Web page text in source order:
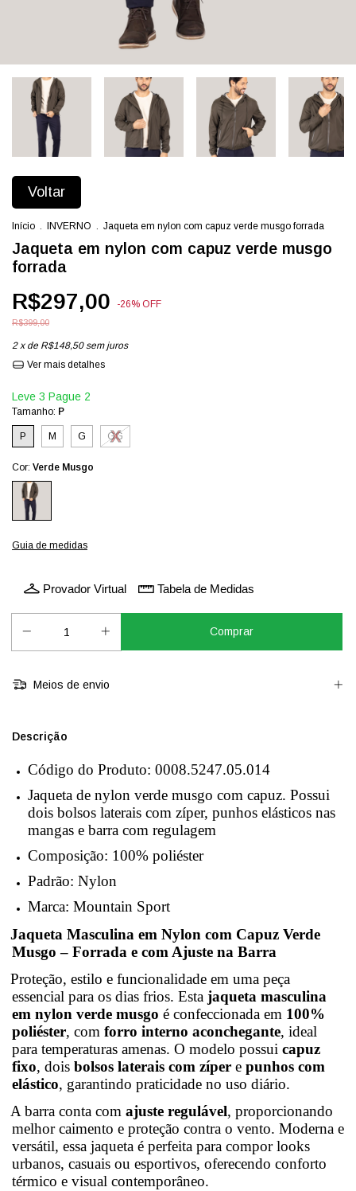
Voltar
Início . INVERNO . Jaqueta em nylon com capuz verde musgo forrada
Jaqueta em nylon com capuz verde musgo
forrada
R$297,00 -26% OFF
R$399,00
2 x de R$148,50 sem juros
Ver mais detalhes
Leve 3 Pague 2
Tamanho: P
P M G GG
Cor: Verde Musgo
Guia de medidas
Provador Virtual Tabela de Medidas
Meios de envio
Descrição
Código do Produto: 0008.5247.05.014
Jaqueta de nylon verde musgo com capuz. Possui
dois bolsos laterais com zíper, punhos elásticos nas
mangas e barra com regulagem
Composição: 100% poliéster
Padrão: Nylon
Marca: Mountain Sport
Jaqueta Masculina em Nylon com Capuz Verde
Musgo – Forrada e com Ajuste na Barra
Proteção, estilo e funcionalidade em uma peça
essencial para os dias frios. Esta jaqueta masculina
em nylon verde musgo é confeccionada em 100%
poliéster, com forro interno aconchegante, ideal
para temperaturas amenas. O modelo possui capuz
fixo, dois bolsos laterais com zíper e punhos com
elástico, garantindo praticidade no uso diário.
A barra conta com ajuste regulável, proporcionando
melhor caimento e proteção contra o vento. Moderna e
versátil, essa jaqueta é perfeita para compor looks
urbanos, casuais ou esportivos, oferecendo conforto
térmico e visual contemporâneo.